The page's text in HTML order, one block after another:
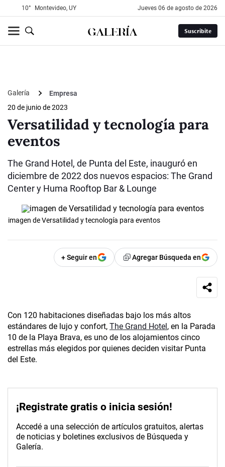
10° Montevideo, UY jueves 06 de agosto de 2026
Suscribite
Galería
Empresa
20 de junio de 2023
Versatilidad y tecnología para
eventos
The Grand Hotel, de Punta del Este, inauguró en
diciembre de 2022 dos nuevos espacios: The Grand
Center y Huma Rooftop Bar & Lounge
imagen de Versatilidad y tecnología para eventos
+ Seguir en Agregar Búsqueda en
Con 120 habitaciones diseñadas bajo los más altos
estándares de lujo y confort, The Grand Hotel , en la Parada
10 de la Playa Brava, es uno de los alojamientos cinco
estrellas más elegidos por quienes deciden visitar Punta
del Este.
¡Registrate gratis o inicia sesión!
Accedé a una selección de artículos gratuitos, alertas
de noticias y boletines exclusivos de Búsqueda y
Galería.